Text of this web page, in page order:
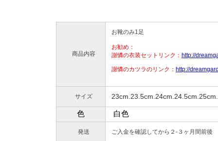
商品内容
お靴のみ1足
お勧め：
謝憐の衣装セットリンク： http://
謝憐のカツラのリンク： http://
サイズ
色 白色
発送 ご入金を確認してから２-３ヶ月間前後